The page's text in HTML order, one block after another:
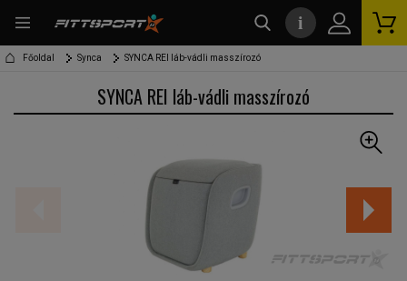
Főoldal Synca SYNCA REI láb-vádli masszírozó
SYNCA REI láb-vádli masszírozó
i
kereső